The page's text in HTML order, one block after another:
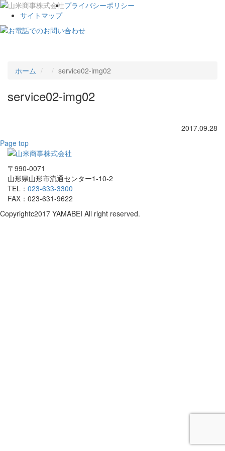
プライバシーポリシー
サイトマップ
ホーム
service02-img02
service02-img02
2017.09.28
Page top
〒990-0071
山形県山形市流通センター1-10-2
TEL： 023-633-3300
FAX：023-631-9622
Copyrightc2017 YAMABEI All right reserved.